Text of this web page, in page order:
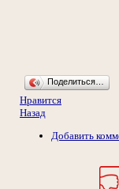
Поделиться…
Нравится
Назад
Добавить